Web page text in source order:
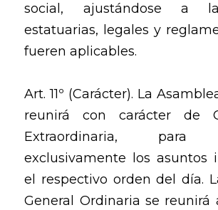
social, ajustándose a
estatuarias, legales y
fueren aplicables.
Art. 11º (Carácter). La
reunirá con carácter de
Extraordinaria, para
exclusivamente los asuntos
el respectivo orden del día.
General Ordinaria se reunirá